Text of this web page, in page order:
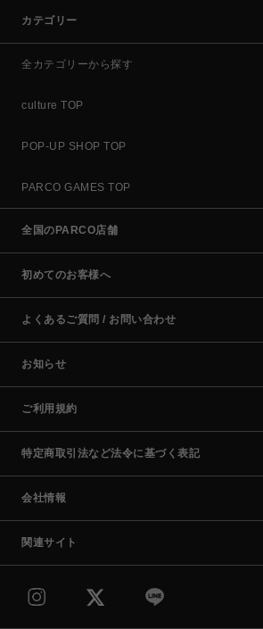
カテゴリー
全カテゴリーから探す
culture TOP
POP-UP SHOP TOP
PARCO GAMES TOP
全国のPARCO店舗
初めてのお客様へ
よくあるご質問 / お問い合わせ
お知らせ
ご利用規約
特定商取引法など法令に基づく表記
会社情報
関連サイト